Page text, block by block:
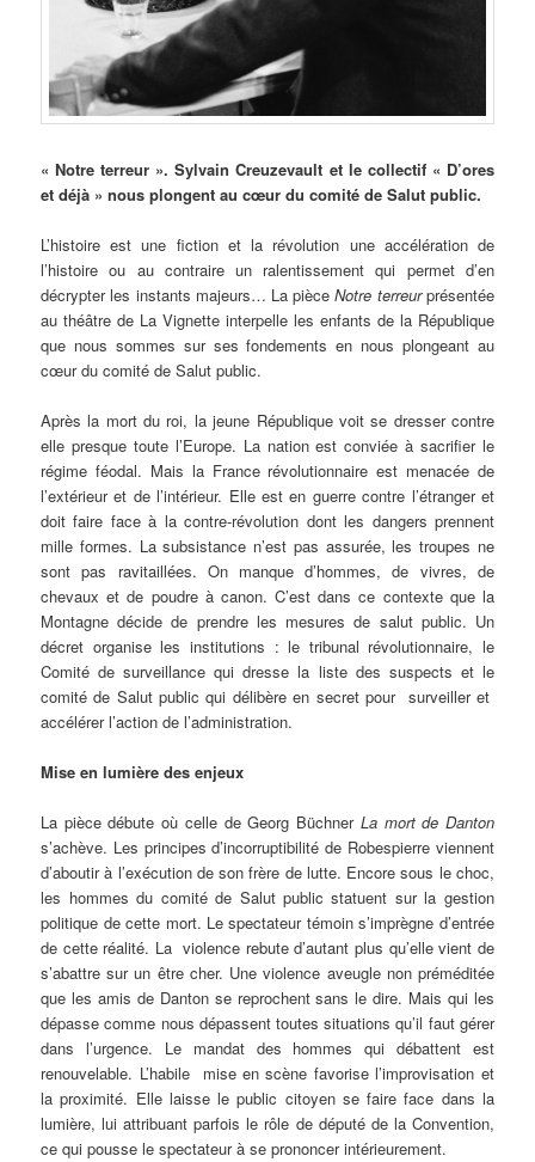
« Notre terreur ». Sylvain Creuzevault et le collectif « D’ores
et déjà » nous plongent au cœur du comité de Salut public.
L’histoire est une fiction et la révolution une accélération de
l’histoire ou au contraire un ralentissement qui permet d’en
décrypter les instants majeurs… La pièceNotre terreurprésentée
au théâtre de La Vignette interpelle les enfants de la République
que nous sommes sur ses fondements en nous plongeant au
cœur du comité de Salut public.
Après la mort du roi, la jeune République voit se dresser contre
elle presque toute l’Europe. La nation est conviée à sacrifier le
régime féodal. Mais la France révolutionnaire est menacée de
l’extérieur et de l’intérieur. Elle est en guerre contre l’étranger et
doit faire face à la contre-révolution dont les dangers prennent
mille formes. La subsistance n’est pas assurée, les troupes ne
sont pas ravitaillées. On manque d’hommes, de vivres, de
chevaux et de poudre à canon. C’est dans ce contexte que la
Montagne décide de prendre les mesures de salut public. Un
décret organise les institutions : le tribunal révolutionnaire, le
Comité de surveillance qui dresse la liste des suspects et le
comité de Salut public qui délibère en secret pour surveiller et
accélérer l’action de l’administration.
Mise en lumière des enjeux
La pièce débute où celle de Georg Büchner La mort de Danton
s’achève. Les principes d’incorruptibilité de Robespierre viennent
d’aboutir à l’exécution de son frère de lutte. Encore sous le choc,
les hommes du comité de Salut public statuent sur la gestion
politique de cette mort. Le spectateur témoin s’imprègne d’entrée
de cette réalité. La violence rebute d’autant plus qu’elle vient de
s’abattre sur un être cher. Une violence aveugle non préméditée
que les amis de Danton se reprochent sans le dire. Mais qui les
dépasse comme nous dépassent toutes situations qu’il faut gérer
dans l’urgence. Le mandat des hommes qui débattent est
renouvelable. L’habile mise en scène favorise l’improvisation et
la proximité. Elle laisse le public citoyen se faire face dans la
lumière, lui attribuant parfois le rôle de député de la Convention,
ce qui pousse le spectateur à se prononcer intérieurement.